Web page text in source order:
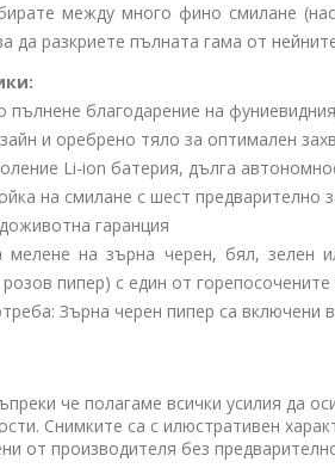
между много фино смилане
да разкриете пълната гама от
пълнене благодарение на
и оребрено тяло за оптимален
Li-ion батерия, дълга
на смилане с шест предварително
гаранция
мелене на зърна черен, бял, зелен
пипер) с един от
Зърна черен пипер са включени
че полагаме всички усилия да
Снимките са с илюстративен
от производителя без